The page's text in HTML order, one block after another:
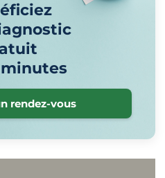
rendez-vous